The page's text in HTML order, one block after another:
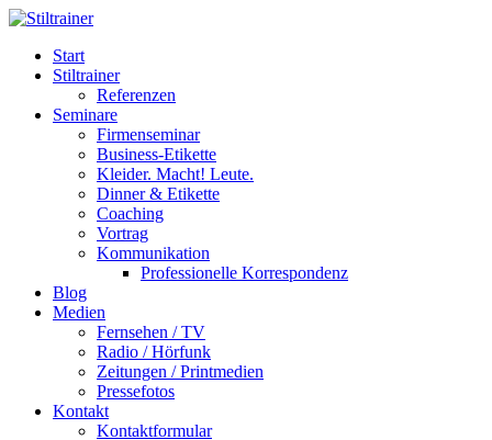
Start
Stiltrainer
Referenzen
Seminare
Firmenseminar
Business-Etikette
Kleider. Macht! Leute.
Dinner & Etikette
Coaching
Vortrag
Kommunikation
Professionelle Korrespondenz
Blog
Medien
Fernsehen / TV
Radio / Hörfunk
Zeitungen / Printmedien
Pressefotos
Kontakt
Kontaktformular